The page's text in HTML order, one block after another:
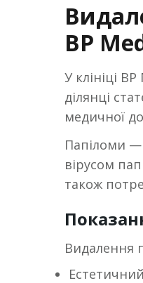
BP
У клініці
ділянці
медичної
Папіломи —
вірусом
також
Видалення